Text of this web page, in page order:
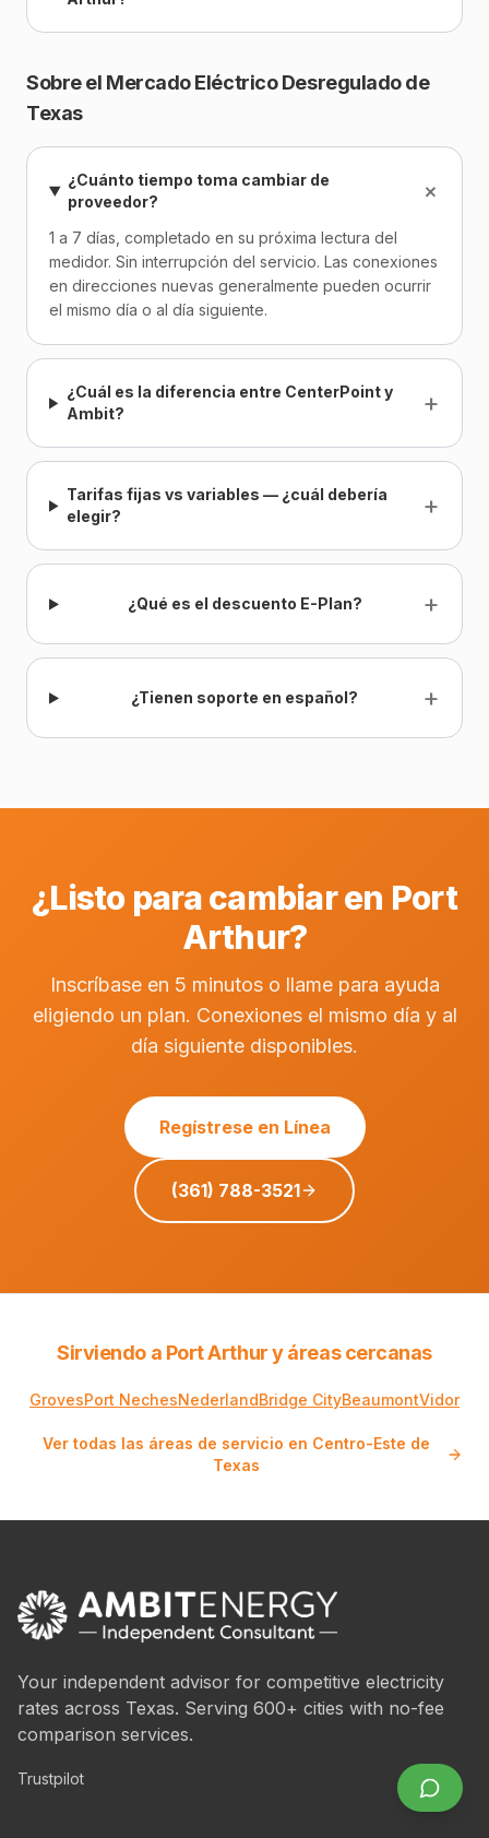
Sobre el Mercado Eléctrico Desregulado de
Texas
¿Cuánto tiempo toma cambiar de
proveedor?
+
1 a 7 días, completado en su próxima lectura del
medidor. Sin interrupción del servicio. Las conexiones
en direcciones nuevas generalmente pueden ocurrir
el mismo día o al día siguiente.
¿Cuál es la diferencia entre CenterPoint y
Ambit?
+
Tarifas fijas vs variables — ¿cuál debería
elegir?
+
¿Qué es el descuento E-Plan? +
¿Tienen soporte en español? +
¿Listo para cambiar en Port
Arthur?
Inscríbase en 5 minutos o llame para ayuda
eligiendo un plan. Conexiones el mismo día y al
día siguiente disponibles.
Regístrese en Línea
(361) 788-3521
Sirviendo a Port Arthur y áreas cercanas
GrovesPort NechesNederlandBridge CityBeaumontVidor
Ver todas las áreas de servicio en Centro-Este de
Texas
Your independent advisor for competitive electricity
rates across Texas. Serving 600+ cities with no-fee
comparison services.
Trustpilot